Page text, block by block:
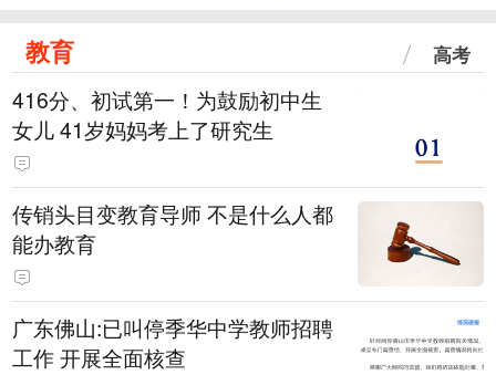
教育 高考
416分、初试第一！为鼓励初中生
女儿 41岁妈妈考上了研究生
传销头目变教育导师 不是什么人都
能办教育
广东佛山:已叫停季华中学教师招聘
工作 开展全面核查